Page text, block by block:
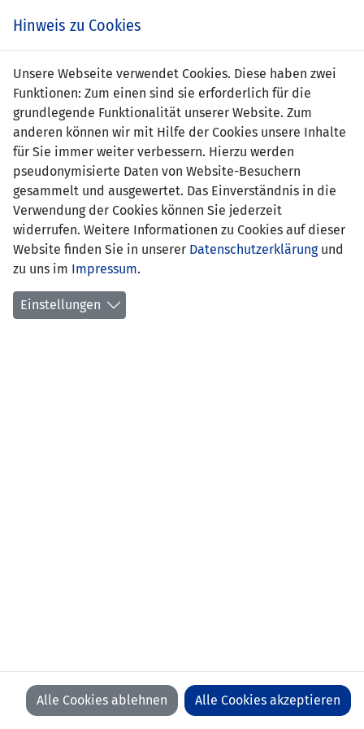
Kenny Messeiller
Position:
Geburtsdatum: 1. Mai 2011
Anzahl Spiele: 0
Anzahl Tore: 0
Hinweis zu Cookies
Unsere Webseite verwendet Cookies. Diese haben zwei
Funktionen: Zum einen sind sie erforderlich für die
grundlegende Funktionalität unserer Website. Zum
anderen können wir mit Hilfe der Cookies unsere Inhalte
für Sie immer weiter verbessern. Hierzu werden
pseudonymisierte Daten von Website-Besuchern
gesammelt und ausgewertet. Das Einverständnis in die
Verwendung der Cookies können Sie jederzeit
widerrufen. Weitere Informationen zu Cookies auf dieser
Website finden Sie in unserer Datenschutzerklärungund
zu uns im Impressum.
Einstellungen
Alle Cookies ablehnen Alle Cookies akzeptieren